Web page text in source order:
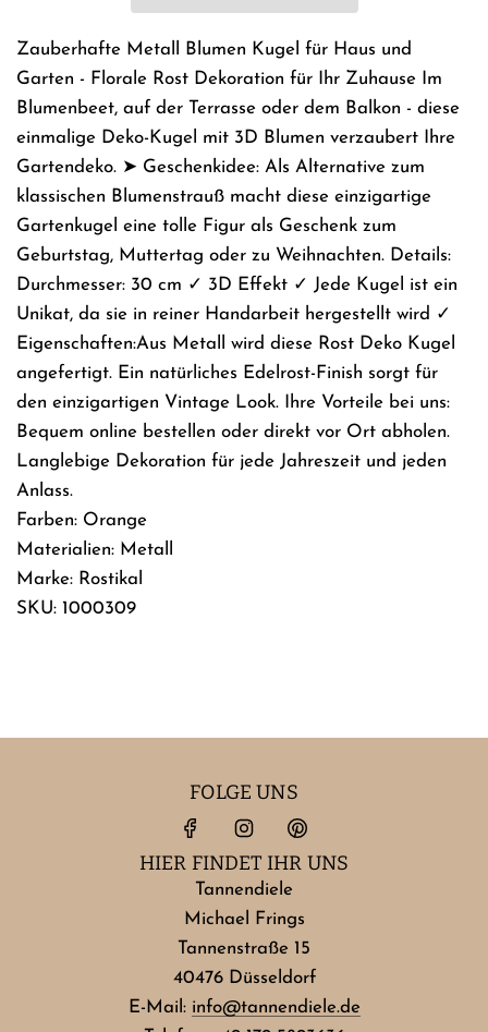
n
.
.
Zauberhafte Metall Blumen Kugel für Haus und
Garten - Florale Rost Dekoration für Ihr Zuhause Im
Blumenbeet, auf der Terrasse oder dem Balkon - diese
einmalige Deko-Kugel mit 3D Blumen verzaubert Ihre
Gartendeko. ➤ Geschenkidee: Als Alternative zum
klassischen Blumenstrauß macht diese einzigartige
Gartenkugel eine tolle Figur als Geschenk zum
Geburtstag, Muttertag oder zu Weihnachten. Details:
Durchmesser: 30 cm ✓ 3D Effekt ✓ Jede Kugel ist ein
Unikat, da sie in reiner Handarbeit hergestellt wird ✓ ​
Eigenschaften:Aus Metall wird diese Rost Deko Kugel
angefertigt. Ein natürliches Edelrost-Finish sorgt für
den einzigartigen Vintage Look. Ihre Vorteile bei uns:
Bequem online bestellen oder direkt vor Ort abholen.
Langlebige Dekoration für jede Jahreszeit und jeden
Anlass.
Farben: Orange
Materialien: Metall
Marke: Rostikal
SKU: 1000309
FOLGE UNS
HIER FINDET IHR UNS
Tannendiele
Michael Frings
Tannenstraße 15
40476 Düsseldorf
E-Mail: info@tannendiele.de